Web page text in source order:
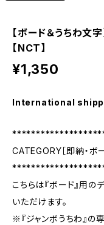
【ボード＆うちわ文
【NCT】
¥1,350
International
CATEGORY［即納・ボ
こちらは『ボード』用
いただけます。
※『ジャンボうちわ』の